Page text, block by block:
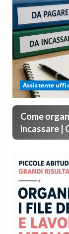
Assistente
Come
incassare |